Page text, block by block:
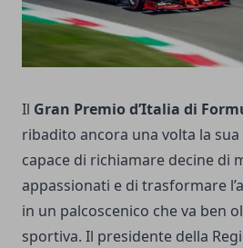
Il Gran Premio d’Italia di
ribadito ancora una volta la
capace di richiamare decine di
appassionati e di trasformare
in un palcoscenico che va ben
sportiva. Il presidente della